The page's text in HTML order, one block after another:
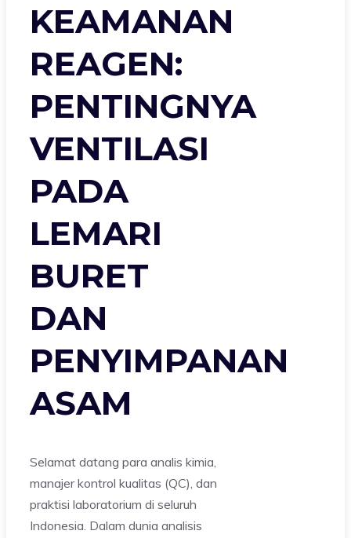
KEAMANAN
REAGEN:
PENTINGNYA
VENTILASI
PADA
LEMARI
BURET
DAN
PENYIMPANAN
ASAM
Selamat datang para analis kimia,
manajer kontrol kualitas (QC), dan
praktisi laboratorium di seluruh
Indonesia. Dalam dunia analisis